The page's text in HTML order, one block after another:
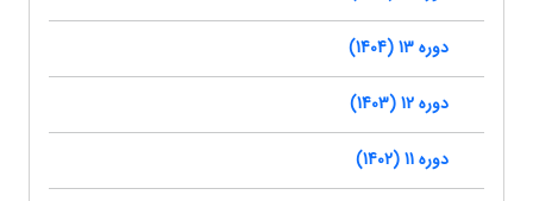
دوره 13 (1404)
دوره 12 (1403)
دوره 11 (1402)